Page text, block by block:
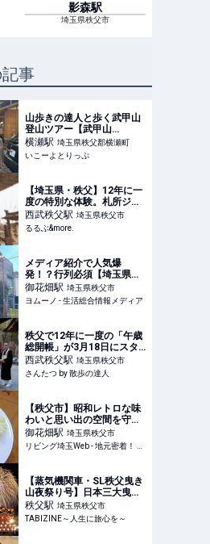
影森駅
埼玉県秩父市
事
山歩きの達人と歩く武甲山
登山ツアー【武甲山
1304ⅿ】 | 山歩きの達人と
歩く武甲山登山（1304ｍ）
ツアー 登山を安全に楽しむ
ご紹介！ | 埼玉県秩父郡横
瀬町 | いこーよとりっぷ
横瀬駅 埼玉県秩父郡横瀬町
いこーよとりっぷ
【埼玉県・秩父】12年に一
度の特別な体験。札所ジャ
ーナルと巡る、江戸の女子
旅を味わうひととき
【mini_minorの旅ノートレ
&more.
西武秩父駅 埼玉県秩父市
るるぶ&more.
メディア紹介で人気爆
発！？行列必須【埼玉県秩
父市のご当地食堂】濱津隆
之さんも食べた名物は"初め
て食べるのに懐かしい"味わ
御花畑駅 埼玉県秩父市
ヨムーノ - 生活総合情報メディア
秩父で12年に一度の「午歳
総開帳」が3月18日にスタ
ート！ 秘仏公開にアルフィ
ー歌朱印など盛りだくさ
ん！｜さんたつ by 散歩の
西武秩父駅 埼玉県秩父市
さんたつ by 散歩の達人
【秩父市】昭和レトロな味
わいと思い出の空間を守り
たい！創業100年「パリー
食堂」
御花畑駅 埼玉県秩父市
リビング埼玉Web - 地元密着！ 大宮、浦和、川口ほか埼玉のグルメ、イベント、お出かけ、習い事情報
【蒸気機関車・SL秩父曳き
山夜祭り号】日本三大曳山
祭のひとつ「秩父夜祭」に
合わせて特別運行！ |
TABIZINE～人生に旅心を
秩父駅 埼玉県秩父市
TABIZINE～人生に旅心を～